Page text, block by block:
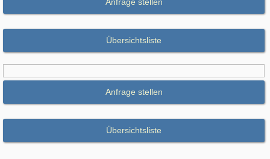
Anfrage stellen
Übersichtsliste
Anfrage stellen
Übersichtsliste